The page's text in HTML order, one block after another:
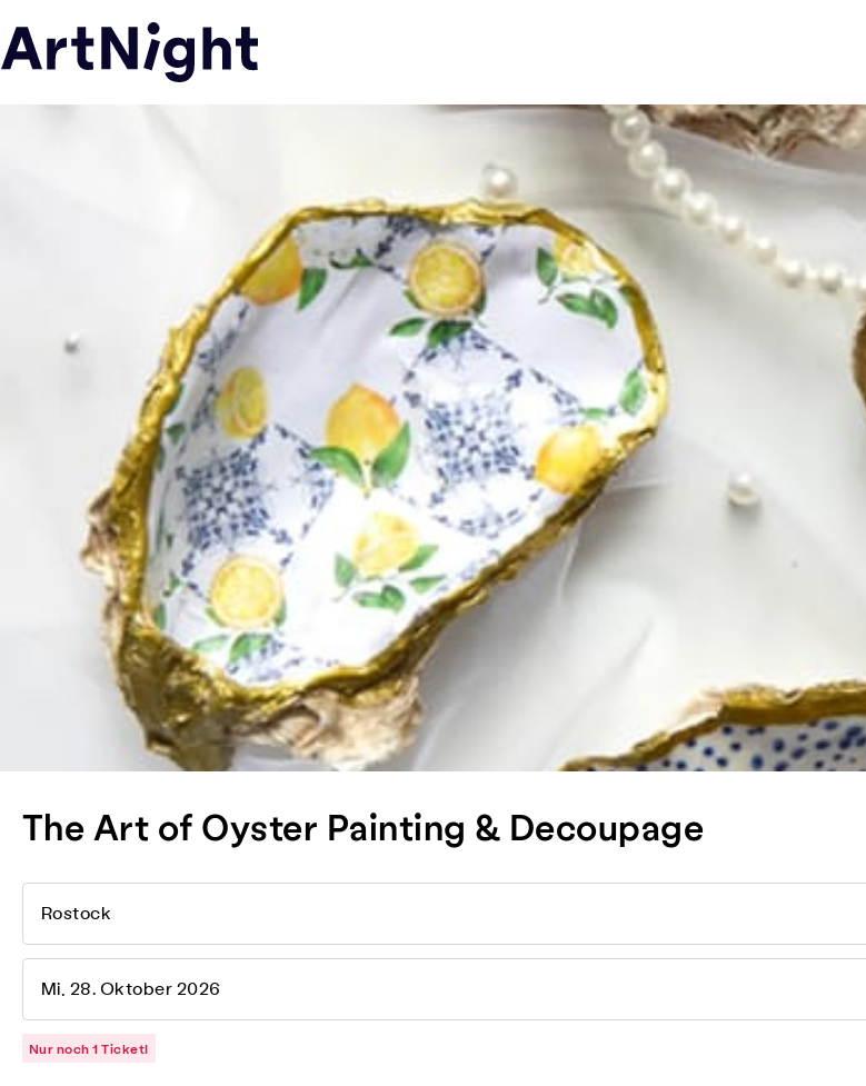
The Art of Oyster Painting & Decoupage
Rostock
Mi, 28. Oktober 2026
Nur noch 1 Ticket!